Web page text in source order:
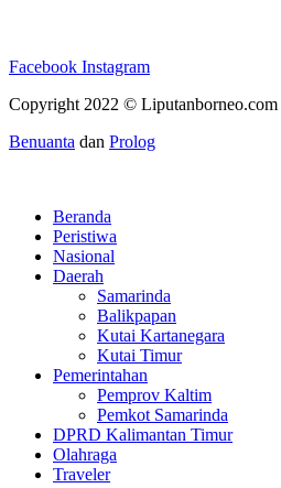
Facebook Instagram
Copyright 2022 © Liputanborneo.com
Benuanta dan Prolog
Beranda
Peristiwa
Nasional
Daerah
Samarinda
Balikpapan
Kutai Kartanegara
Kutai Timur
Pemerintahan
Pemprov Kaltim
Pemkot Samarinda
DPRD Kalimantan Timur
Olahraga
Traveler